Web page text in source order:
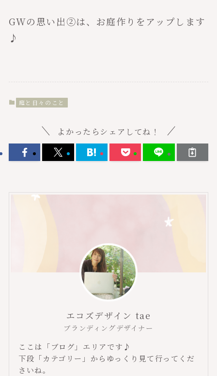
GWの思い出②は、お庭作りをアップします
♪
庭と日々のこと
よかったらシェアしてね！
エコズデザイン tae
ブランディングデザイナー
ここは「ブログ」エリアです♪
下段「カテゴリー」からゆっくり見て行ってくだ
さいね。